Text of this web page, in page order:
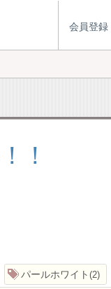
会員登録
！
パールホワイト 2